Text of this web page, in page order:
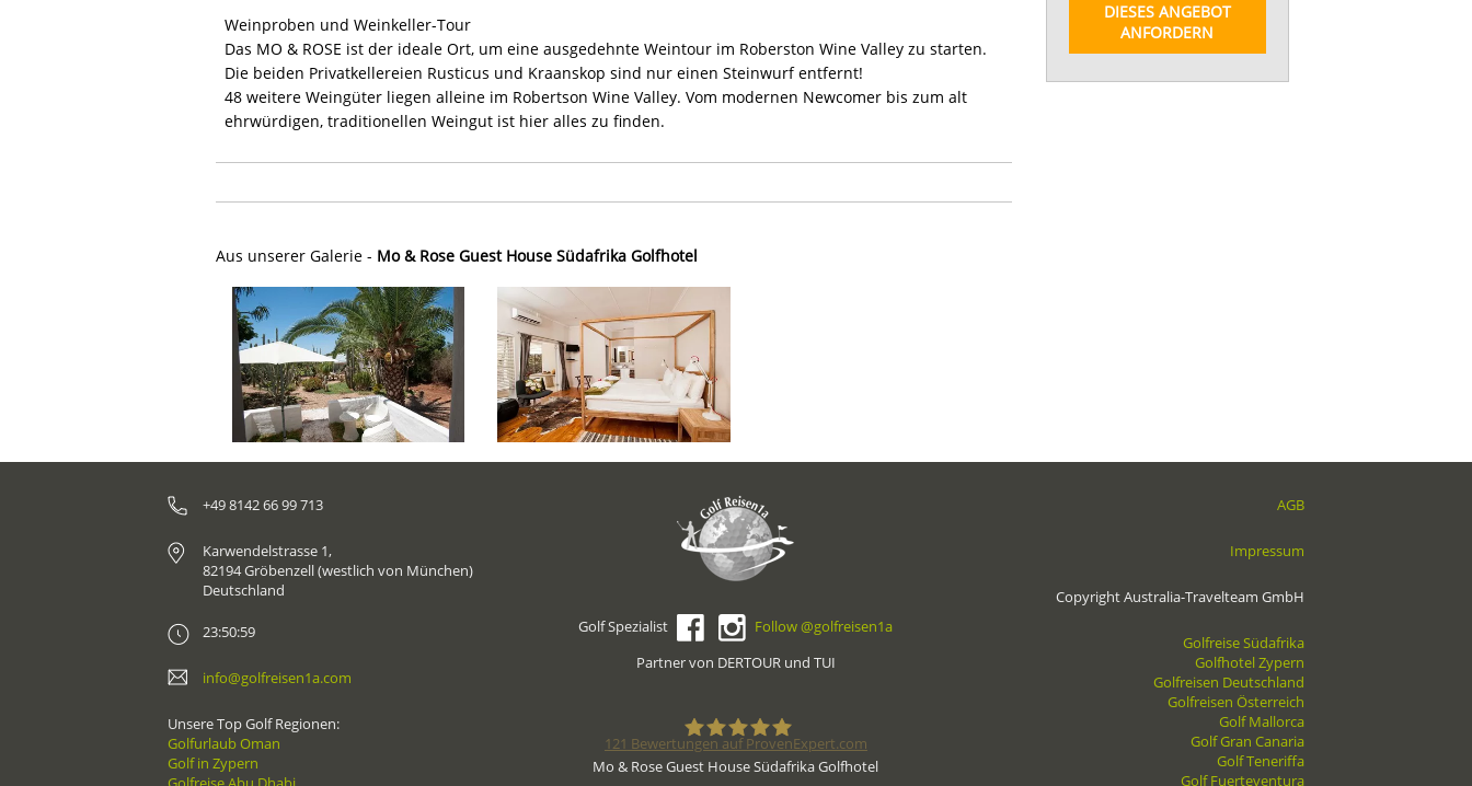
Weinproben und Weinkeller-Tour
Das MO & ROSE ist der ideale Ort, um eine ausgedehnte Weintour im Roberston Wine Valley zu starten.
Die beiden Privatkellereien Rusticus und Kraanskop sind nur einen Steinwurf entfernt!
48 weitere Weingüter liegen alleine im Robertson Wine Valley. Vom modernen Newcomer bis zum alt
ehrwürdigen, traditionellen Weingut ist hier alles zu finden.
Aus unserer Galerie - Mo & Rose Guest House Südafrika Golfhotel
DIESES ANGEBOT
ANFORDERN
+49 8142 66 99 713
Karwendelstrasse 1,
82194 Gröbenzell (westlich von München)
Deutschland
23:50:59
info@golfreisen1a.com
Unsere Top Golf Regionen:
Golfurlaub Oman
Golf in Zypern
Golf Spezialist
Follow @golfreisen1a
Partner von DERTOUR und TUI
121 Bewertungen auf ProvenExpert.com
Mo & Rose Guest House Südafrika Golfhotel
AGB
Impressum
Copyright Australia-Travelteam GmbH
Golfreise Südafrika
Golfhotel Zypern
Golfreisen Deutschland
Golfreisen Österreich
Golf Mallorca
Golf Gran Canaria
Golf Teneriffa
Golf Fuerteventura